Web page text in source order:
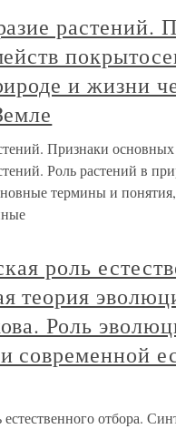
растений.
и жизни
Признаки основных
Роль растений в
термины и
роль
теория
Роль
современной
естественного отбора.